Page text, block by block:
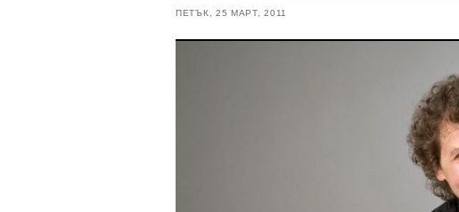
ПЕТЪК, 25 МАРТ, 2011